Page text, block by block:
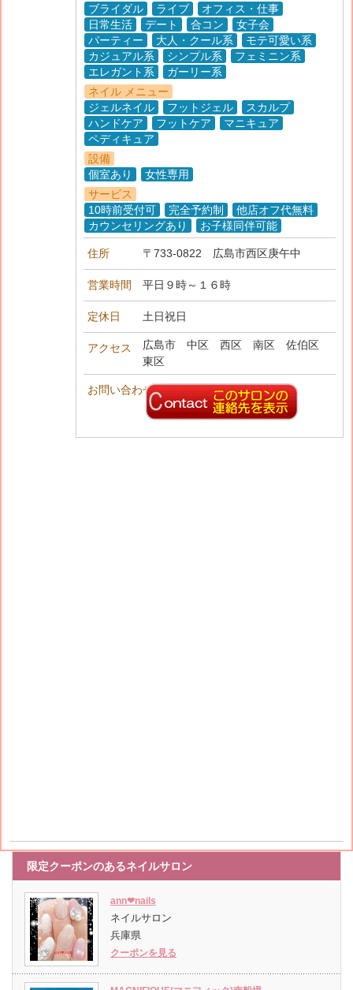
ブライダル
ライブ
オフィス・仕事
日常生活
デート 合コン
女子会
パーティー
大人・クール系
モテ可愛い系
カジュアル系
シンプル系
フェミニン系
エレガント系
ガーリー系
ネイル メニュー
ジェルネイル
フットジェル
スカルプ
ハンドケア
フットケア
マニキュア
ペディキュア
設備
個室あり
女性専用
サービス
10時前受付可
完全予約制
他店オフ代無料
カウンセリングあり
お子様同伴可能
住所 〒733-0822 広島市西区庚午中
営業時間 平日９時～１６時
定休日 土日祝日
アクセス
広島市 中区 西区 南区 佐伯区
東区
お問い合わせ先
限定クーポンのあるネイルサロン
ann❤︎nails
ネイルサロン
兵庫県
クーポンを見る